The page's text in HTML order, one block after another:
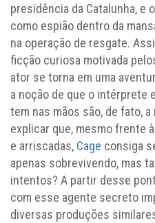
presidência da Catalunha, e
como espião dentro da
na operação de resgate.
ficção curiosa motivada
ator se torna em uma
a noção de que o intérprete
tem nas mãos são, de fato,
explicar que, mesmo frente
e arriscadas, Cage consiga
apenas sobrevivendo, mas
intentos? A partir desse
com esse agente secreto
diversas produções